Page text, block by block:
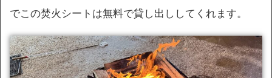
でこの焚火シートは無料で貸し出ししてくれます。